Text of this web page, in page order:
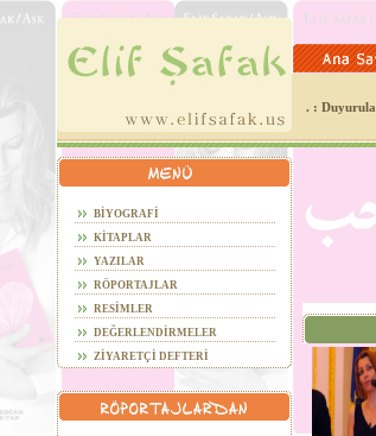
. :
BİYOGRAFİ
KİTAPLAR
YAZILAR
RÖPORTAJLAR
RESİMLER
DEĞERLENDİRMELER
ZİYARETÇİ DEFTERİ